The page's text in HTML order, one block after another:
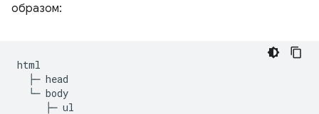
образом:
html
  ├─ head
  └─ body
     ├─ ul